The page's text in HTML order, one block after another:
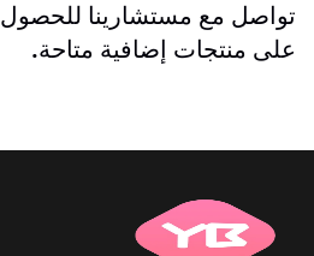
تواصل مع مستشارينا للحصول
على منتجات إضافية متاحة.